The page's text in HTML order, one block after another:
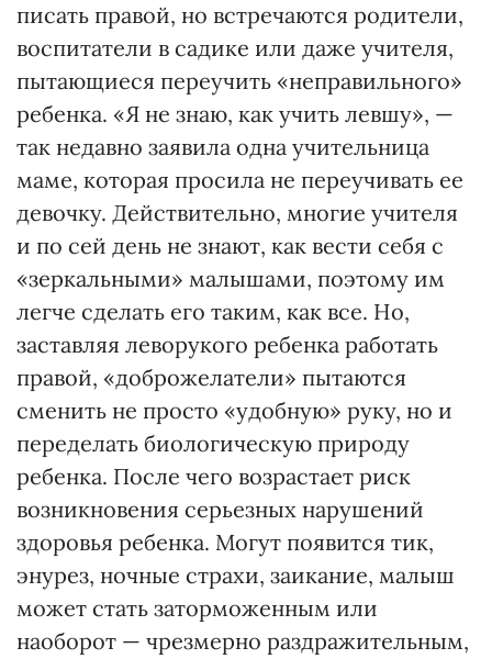
писать правой, но встречаются родители,
воспитатели в садике или даже учителя,
пытающиеся переучить «неправильного»
ребенка. «Я не знаю, как учить левшу», —
так недавно заявила одна учительница
маме, которая просила не переучивать ее
девочку. Действительно, многие учителя
и по сей день не знают, как вести себя с
«зеркальными» малышами, поэтому им
легче сделать его таким, как все. Но,
заставляя леворукого ребенка работать
правой, «доброжелатели» пытаются
сменить не просто «удобную» руку, но и
переделать биологическую природу
ребенка. После чего возрастает риск
возникновения серьезных нарушений
здоровья ребенка. Могут появится тик,
энурез, ночные страхи, заикание, малыш
может стать заторможенным или
наоборот — чрезмерно раздражительным,